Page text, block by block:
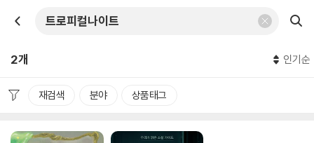
2개 인기순
재검색 분야 상품태그